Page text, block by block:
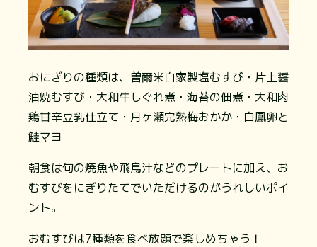
おにぎりの種類は、曽爾米自家製塩むすび・片上醤
油焼むすび・大和牛しぐれ煮・海苔の佃煮・大和肉
鶏甘辛豆乳仕立て・月ヶ瀬完熟梅おかか・白鳳卵と
鮭マヨ
朝食は旬の焼魚や飛鳥汁などのプレートに加え、お
むすびをにぎりたてでいただけるのがうれしいポイ
ント。
おむすびは7種類を食べ放題で楽しめちゃう！